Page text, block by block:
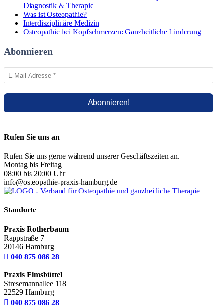
Diagnostik & Therapie
Was ist Osteopathie?
Interdisziplinäre Medizin
Osteopathie bei Kopfschmerzen: Ganzheitliche Linderung
Abonnieren
Rufen Sie uns an
Rufen Sie uns gerne während unserer Geschäftszeiten an.
Montag bis Freitag
08:00 bis 20:00 Uhr
info@osteopathie-praxis-hamburg.de
Standorte
Praxis Rotherbaum
Rappstraße 7
20146 Hamburg
 040 875 086 28
Praxis Eimsbüttel
Stresemannallee 118
22529 Hamburg
 040 875 086 28